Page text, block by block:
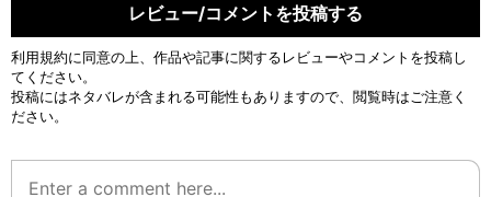
レビュー/コメントを投稿する
利用規約に同意の上、作品や記事に関するレビューやコメントを投稿し
てください。
投稿にはネタバレが含まれる可能性もありますので、閲覧時はご注意く
ださい。